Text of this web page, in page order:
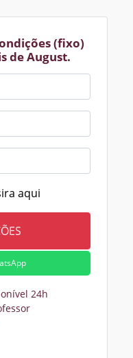
(fixo)
de August.
aqui
24h